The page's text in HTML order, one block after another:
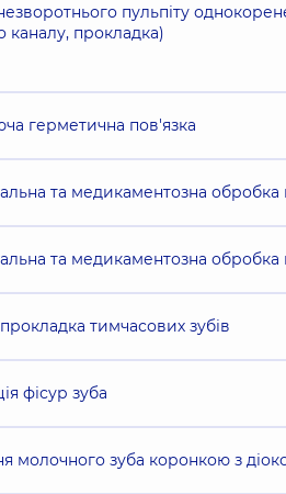
пульпіту
каналу, прокладка)
герметична пов'язка
та медикаментозна обробка
та медикаментозна обробка
прокладка тимчасових зубів
фісур зуба
молочного зуба коронкою з